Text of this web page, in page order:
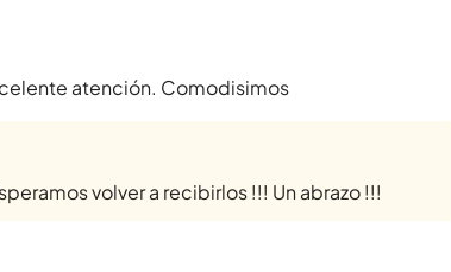
atención. Comodisimos
volver a recibirlos !!! Un abrazo !!!